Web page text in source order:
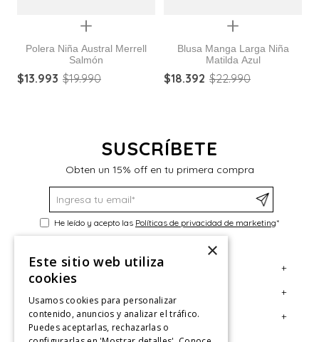
Quickview
Polera Niña Austral Merrell
Salmón
$13.993 $19.990
Quickview
Blusa Manga Larga Niña
Matilda Azul
$18.392 $22.990
SUSCRÍBETE
Obten un 15% off en tu primera compra
He leído y acepto las Políticas de privacidad de marketing*
Servicio al Consumidor +
Centro de Ayuda
Contáctanos
+
Términos y Condiciones
Cuenta +
×
Este sitio web utiliza
cookies
Usamos cookies para personalizar
contenido, anuncios y analizar el tráfico.
Puedes aceptarlas, rechazarlas o